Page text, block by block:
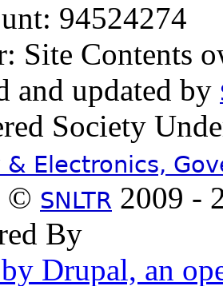
94524274
Site Contents
and updated by
Society
& Electronics,
© SNLTR 2009 -
By